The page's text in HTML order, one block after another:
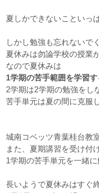
夏しかできないこといっ
しかし勉強も忘れないで
夏休みは勿論学校の授業
なので夏休みは
1学期の苦手範囲を学習
2学期は2学期の勉強をし
苦手単元は夏の間に克服
城南コベッツ青葉桂台教
また、夏期講習を受け付
1学期の苦手単元を一緒に
長いようで夏休みはすぐ